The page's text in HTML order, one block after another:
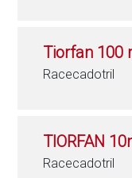
Tiorfan 100
Racecadotril
TIORFAN
Racecadotril